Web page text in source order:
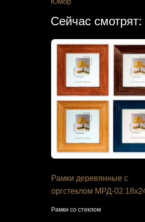
Сейчас смотрят:
Рамки деревянные с
оргстеклом МРД-02
Рамки со стеклом